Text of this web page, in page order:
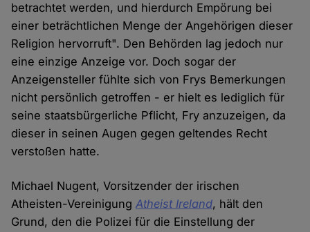
betrachtet werden, und hierdurch Empörung bei
einer beträchtlichen Menge der Angehörigen dieser
Religion hervorruft". Den Behörden lag jedoch nur
eine einzige Anzeige vor. Doch sogar der
Anzeigensteller fühlte sich von Frys Bemerkungen
nicht persönlich getroffen - er hielt es lediglich für
seine staatsbürgerliche Pflicht, Fry anzuzeigen, da
dieser in seinen Augen gegen geltendes Recht
verstoßen hatte.
Michael Nugent, Vorsitzender der irischen
Atheisten-VereinigungAtheist Ireland, hält den
Grund, den die Polizei für die Einstellung der